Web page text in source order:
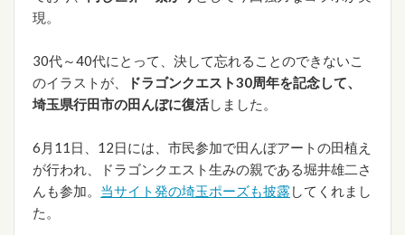
現。
30代～40代にとって、決して忘れることのできないこ
のイラストが、
ドラゴンクエスト30周年を記念して、
埼玉県行田市の田んぼに復活しました。
6月11日、12日には、市民参加で田んぼアートの田植え
が行われ、ドラゴンクエスト生みの親である堀井雄二さ
んも参加。 当サイト発の埼玉ポーズも披露してくれまし
た。